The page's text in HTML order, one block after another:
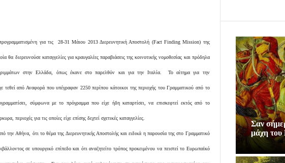
για τις 28-31 Μάιου 2013 Διερευνητική Αποστολή (Fact Finding Mission) της
διερευνούσε καταγγελίες για κραυγαλέες παραβιάσεις της κοινοτικής νομοθεσίας και πρόδηλα
στην Ελλάδα, όπως έκανε στο παρελθόν και για την Ιταλία. Το αίτημα για την
τεθεί από Αναφορά που υπέγραφαν 2250 περίπου κάτοικοι της περιοχής του Γραμματικού από το
σύμφωνα με το πρόγραμμα που είχε ήδη καταρτίσει, να επισκεφτεί εκτός από το
περιοχές για τις οποίες είχε επίσης δεχτεί σχετικές καταγγελίες.
την Αθήνα, ότι το θέμα της Διερευνητικής Αποστολής και ειδικά η παρουσία της στο Γραμματικό
σε υπουργικό επίπεδο και ότι αναζητείτο τρόπος προκειμένου να πειστεί το Ευρωπαϊκό
Σαν
μάχη